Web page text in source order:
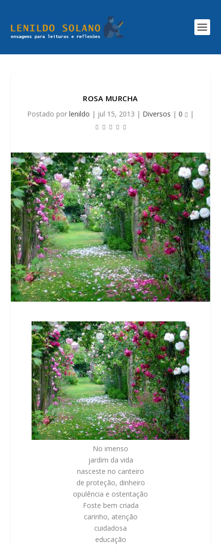
ROSA MURCHA
Postado por lenildo | jul 15, 2013 | Diversos | 0 |
No imenso
jardim da vida
nasceste no canteiro
de proteção, dinheiro
opulência e ostentação
Foste bem criada
carinho, atenção
cuidadosa
educação